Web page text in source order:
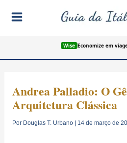
para
Wise Economize em
Andrea Palladio: O
Arquitetura Clássica
Por Douglas T. Urbano | 14 de março de